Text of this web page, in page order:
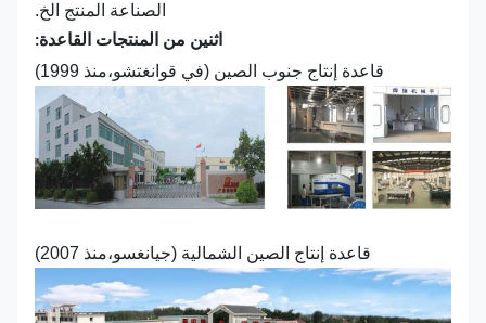
الصناعة المنتج الخ.
اثنين من المنتجات القاعدة:
قاعدة إنتاج جنوب الصين (في قوانغتشو،منذ 1999)
قاعدة إنتاج الصين الشمالية (جيانغسو،منذ 2007)